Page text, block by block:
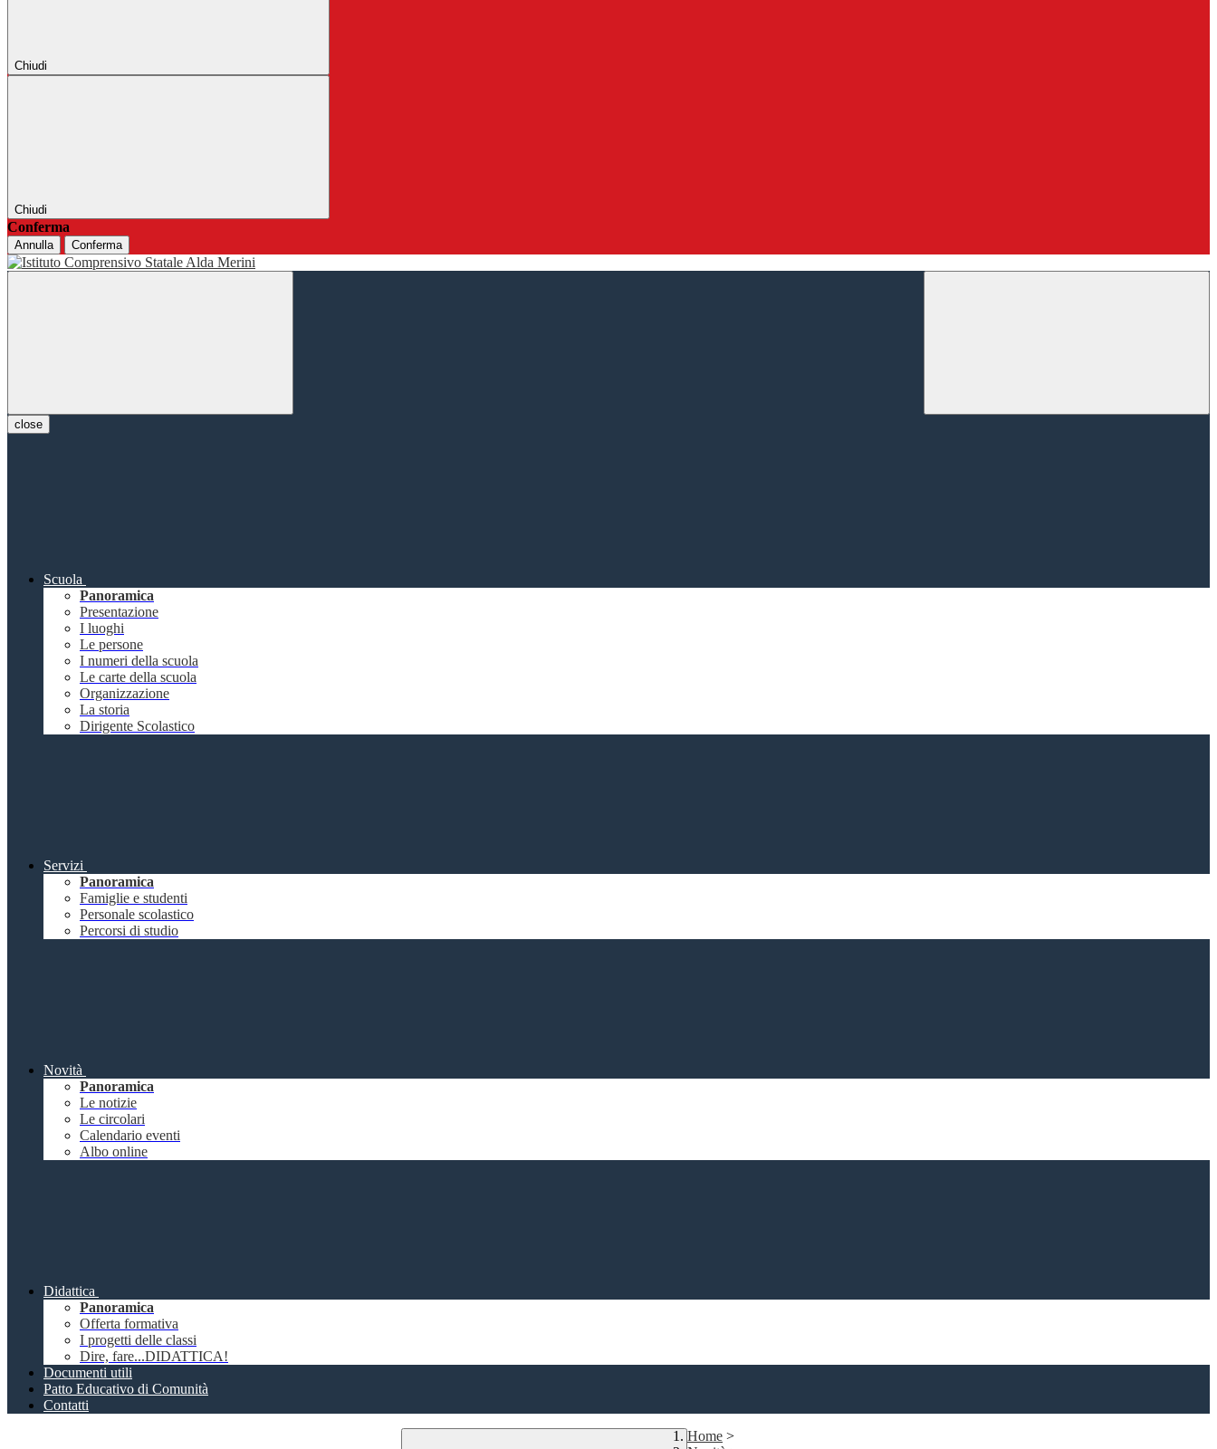
Chiudi
Chiudi
Conferma
Annulla Conferma
close
Scuola
Panoramica
Presentazione
I luoghi
Le persone
I numeri della scuola
Le carte della scuola
Organizzazione
La storia
Dirigente Scolastico
Servizi
Panoramica
Famiglie e studenti
Personale scolastico
Percorsi di studio
Novità
Panoramica
Le notizie
Le circolari
Calendario eventi
Albo online
Didattica
Panoramica
Offerta formativa
I progetti delle classi
Dire, fare...DIDATTICA!
Documenti utili
Patto Educativo di Comunità
Contatti
Home >